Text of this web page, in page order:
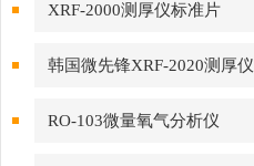
XRF-2000测厚仪标准片
韩国微先锋XRF-2020测厚仪
RO-103微量氧气分析仪